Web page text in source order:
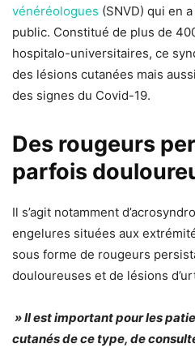
vénéréologues (SNVD) qui en
public. Constitué de plus de
hospitalo-universitaires, ce
des lésions cutanées mais
des signes du Covid-19.
Des rougeurs
parfois
Il s’agit notamment
engelures situées aux
sous forme de rougeurs
douloureuses et de lésions
» Il est important pour les
cutanés de ce type, de